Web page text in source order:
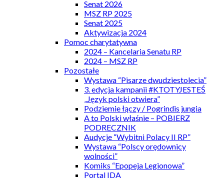
Senat 2026
MSZ RP 2025
Senat 2025
Aktywizacja 2024
Pomoc charytatywna
2024 – Kancelaria Senatu RP
2024 – MSZ RP
Pozostałe
Wystawa “Pisarze dwudziestolecia”
3. edycja kampanii #KTOTYJESTEŚ
„Język polski otwiera”
Podziemie łączy / Pogrindis jungia
A to Polski właśnie – POBIERZ
PODRECZNIK
Audycje “Wybitni Polacy II RP”
Wystawa “Polscy orędownicy
wolności”
Komiks “Epopeja Legionowa”
Portal IDA